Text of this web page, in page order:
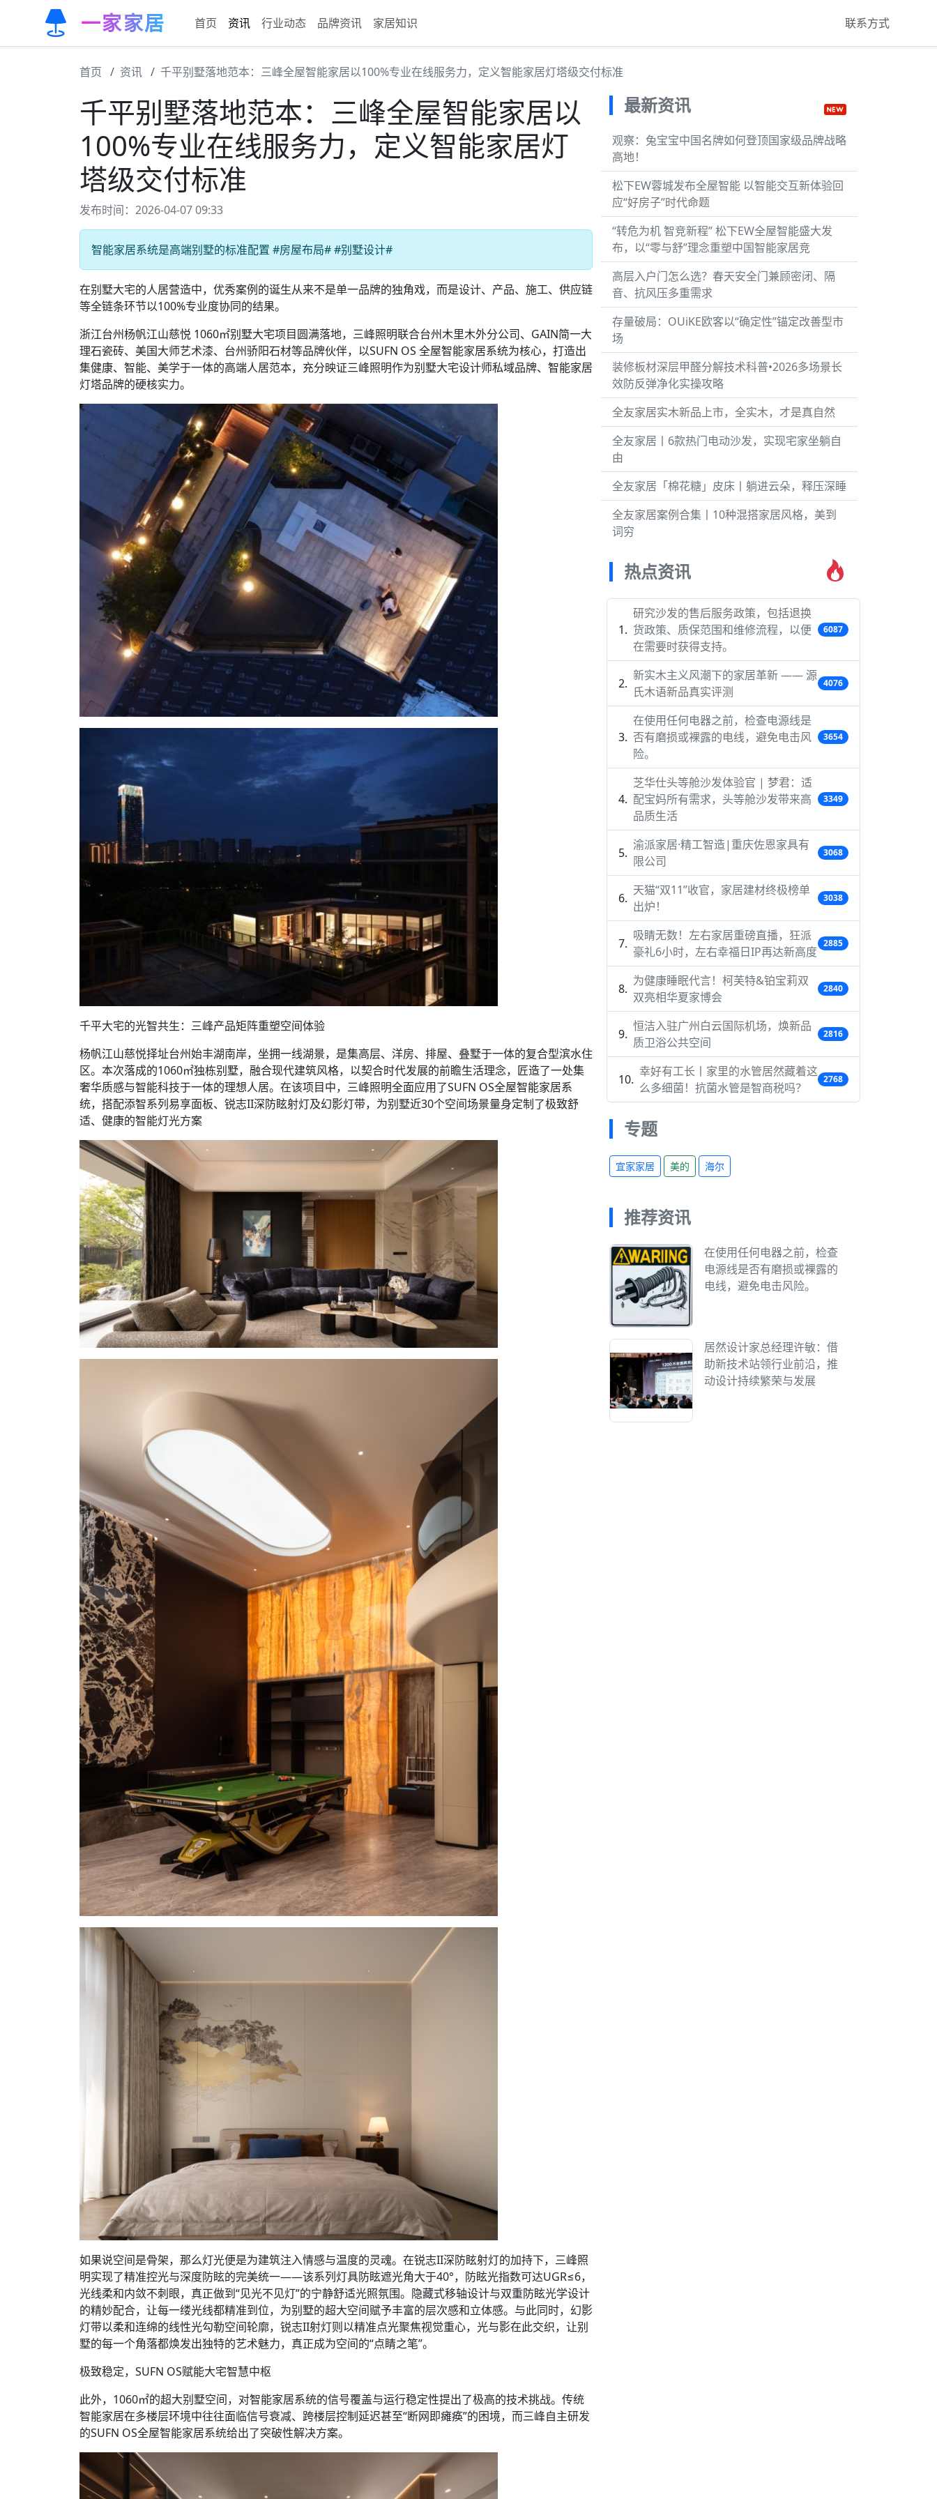
一家家居 首页 资讯 行业动态 品牌资讯 家居知识 联系方式
首页 资讯 千平别墅落地范本：三峰全屋智能家居以100%专业在线服务力，定义智能家居灯塔级交付标准
千平别墅落地范本：三峰全屋智能家居以
100%专业在线服务力，定义智能家居灯
塔级交付标准
发布时间：2026-04-07 09:33
智能家居系统是高端别墅的标准配置 #房屋布局# #别墅设计#
在别墅大宅的人居营造中，优秀案例的诞生从来不是单一品牌的独角戏，而是设计、产品、施工、供应链
等全链条环节以100%专业度协同的结果。
浙江台州杨帆江山慈悦 1060㎡别墅大宅项目圆满落地，三峰照明联合台州木里木外分公司、GAIN简一大
理石瓷砖、美国大师艺术漆、台州骄阳石材等品牌伙伴，以SUFN OS 全屋智能家居系统为核心，打造出
集健康、智能、美学于一体的高端人居范本，充分映证三峰照明作为别墅大宅设计师私域品牌、智能家居
灯塔品牌的硬核实力。
千平大宅的光智共生：三峰产品矩阵重塑空间体验
杨帆江山慈悦择址台州始丰湖南岸，坐拥一线湖景，是集高层、洋房、排屋、叠墅于一体的复合型滨水住
区。本次落成的1060㎡独栋别墅，融合现代建筑风格，以契合时代发展的前瞻生活理念，匠造了一处集
奢华质感与智能科技于一体的理想人居。在该项目中，三峰照明全面应用了SUFN OS全屋智能家居系
统，搭配添智系列易享面板、锐志II深防眩射灯及幻影灯带，为别墅近30个空间场景量身定制了极致舒
适、健康的智能灯光方案
如果说空间是骨架，那么灯光便是为建筑注入情感与温度的灵魂。在锐志II深防眩射灯的加持下，三峰照
明实现了精准控光与深度防眩的完美统一——该系列灯具防眩遮光角大于40°，防眩光指数可达UGR≤6，
光线柔和内敛不刺眼，真正做到“见光不见灯”的宁静舒适光照氛围。隐藏式移轴设计与双重防眩光学设计
的精妙配合，让每一缕光线都精准到位，为别墅的超大空间赋予丰富的层次感和立体感。与此同时，幻影
灯带以柔和连绵的线性光勾勒空间轮廓，锐志II射灯则以精准点光聚焦视觉重心，光与影在此交织，让别
墅的每一个角落都焕发出独特的艺术魅力，真正成为空间的“点睛之笔”。
极致稳定，SUFN OS赋能大宅智慧中枢
此外，1060㎡的超大别墅空间，对智能家居系统的信号覆盖与运行稳定性提出了极高的技术挑战。传统
智能家居在多楼层环境中往往面临信号衰减、跨楼层控制延迟甚至“断网即瘫痪”的困境，而三峰自主研发
的SUFN OS全屋智能家居系统给出了突破性解决方案。
最新资讯
观察：兔宝宝中国名牌如何登顶国家级品牌战略
高地！
松下EW蓉城发布全屋智能 以智能交互新体验回
应“好房子”时代命题
“转危为机 智竞新程” 松下EW全屋智能盛大发
布，以“零与舒”理念重塑中国智能家居竞
高层入户门怎么选？春天安全门兼顾密闭、隔
音、抗风压多重需求
存量破局：OUiKE欧客以“确定性”锚定改善型市
场
装修板材深层甲醛分解技术科普•2026多场景长
效防反弹净化实操攻略
全友家居实木新品上市，全实木，才是真自然
全友家居丨6款热门电动沙发，实现宅家坐躺自
由
全友家居「棉花糖」皮床丨躺进云朵，释压深睡
全友家居案例合集丨10种混搭家居风格，美到
词穷
热点资讯
研究沙发的售后服务政策，包括退换
货政策、质保范围和维修流程，以便
在需要时获得支持。
6087
新实木主义风潮下的家居革新 —— 源
氏木语新品真实评测
4076
在使用任何电器之前，检查电源线是
否有磨损或裸露的电线，避免电击风
险。
3654
芝华仕头等舱沙发体验官 | 梦君：适
配宝妈所有需求，头等舱沙发带来高
品质生活
3349
渝派家居·精工智造|重庆佐恩家具有
限公司
3068
天猫“双11”收官，家居建材终极榜单
出炉！
3038
吸睛无数！左右家居重磅直播，狂派
豪礼6小时，左右幸福日IP再达新高度
2885
为健康睡眠代言！柯芙特&铂宝莉双
双亮相华夏家博会
2840
恒洁入驻广州白云国际机场，焕新品
质卫浴公共空间
2816
幸好有工长丨家里的水管居然藏着这
么多细菌！抗菌水管是智商税吗？
2768
专题
宜家家居 美的 海尔
推荐资讯
在使用任何电器之前，检查
电源线是否有磨损或裸露的
电线，避免电击风险。
居然设计家总经理许敏：借
助新技术站领行业前沿，推
动设计持续繁荣与发展